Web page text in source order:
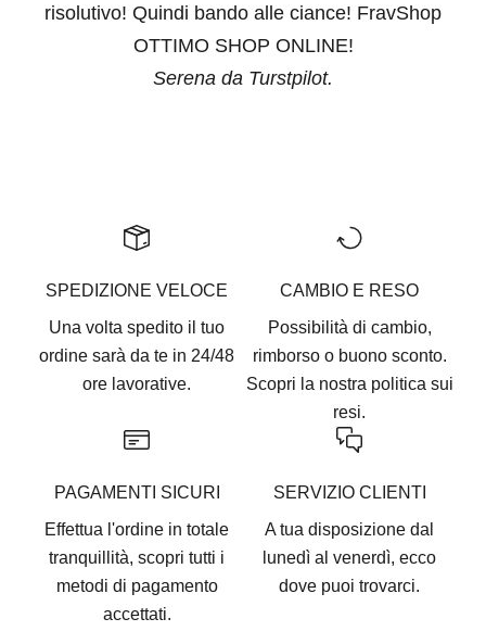
risolutivo! Quindi bando alle ciance! FravShop
OTTIMO SHOP ONLINE!
Serena da Turstpilot.
SPEDIZIONE VELOCE
Una volta spedito il tuo
ordine sarà da te in 24/48
ore lavorative.
CAMBIO E RESO
Possibilità di cambio,
rimborso o buono sconto.
Scopri la nostra politica sui
resi.
PAGAMENTI SICURI
Effettua l'ordine in totale
tranquillità, scopri tutti i
metodi di pagamento
accettati.
SERVIZIO CLIENTI
A tua disposizione dal
lunedì al venerdì, ecco
dove puoi trovarci.